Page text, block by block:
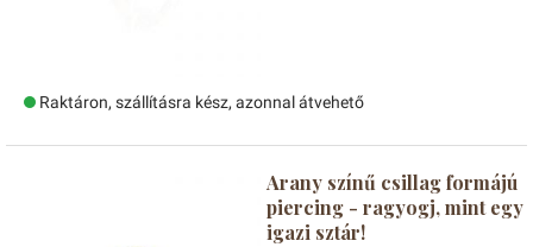
Raktáron, szállításra kész, azonnal átvehető
Arany színű csillag formájú
piercing - ragyogj, mint egy
igazi sztár!